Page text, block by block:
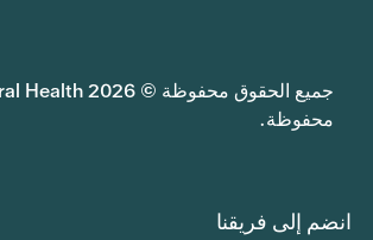
محفوظة.
انضم إلى فريقنا